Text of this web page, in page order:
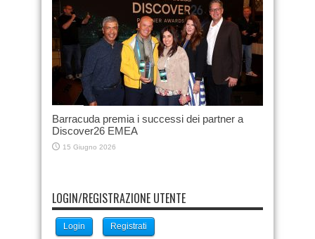
Barracuda premia i successi dei partner a
Discover26 EMEA
15 Giugno 2026
LOGIN/REGISTRAZIONE UTENTE
Login Registrati